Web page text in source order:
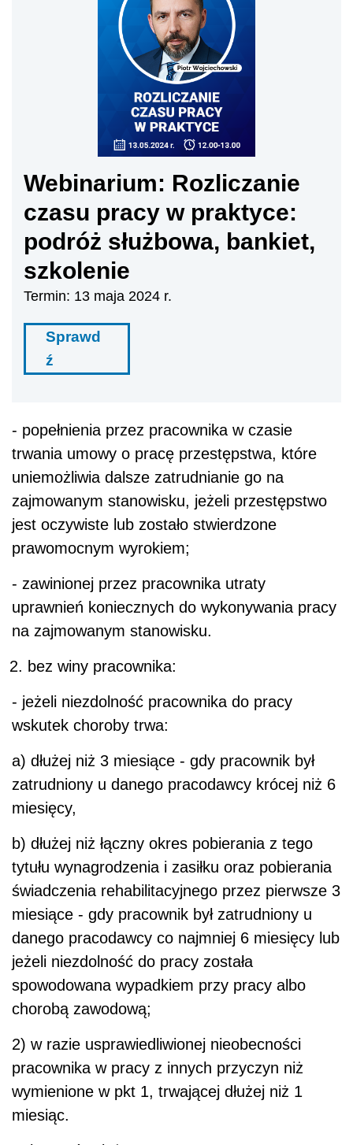
Webinarium: Rozliczanie
czasu pracy w praktyce:
podróż służbowa, bankiet,
szkolenie
Termin: 13 maja 2024 r.
Sprawd
ź
- popełnienia przez pracownika w czasie
trwania umowy o pracę przestępstwa, które
uniemożliwia dalsze zatrudnianie go na
zajmowanym stanowisku, jeżeli przestępstwo
jest oczywiste lub zostało stwierdzone
prawomocnym wyrokiem;
- zawinionej przez pracownika utraty
uprawnień koniecznych do wykonywania pracy
na zajmowanym stanowisku.
bez winy pracownika:
- jeżeli niezdolność pracownika do pracy
wskutek choroby trwa:
a) dłużej niż 3 miesiące - gdy pracownik był
zatrudniony u danego pracodawcy krócej niż 6
miesięcy,
b) dłużej niż łączny okres pobierania z tego
tytułu wynagrodzenia i zasiłku oraz pobierania
świadczenia rehabilitacyjnego przez pierwsze 3
miesiące - gdy pracownik był zatrudniony u
danego pracodawcy co najmniej 6 miesięcy lub
jeżeli niezdolność do pracy została
spowodowana wypadkiem przy pracy albo
chorobą zawodową;
2) w razie usprawiedliwionej nieobecności
pracownika w pracy z innych przyczyn niż
wymienione w pkt 1, trwającej dłużej niż 1
miesiąc.